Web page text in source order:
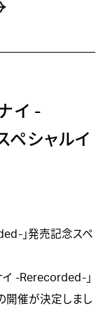
イ -
シャルイ
」発売記念スペ
イ -Rerecorded-」
開催が決定しまし